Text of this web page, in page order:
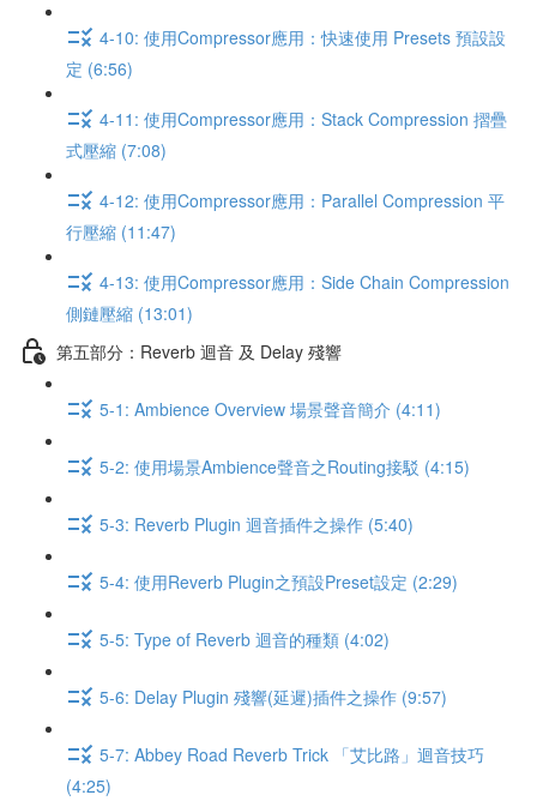
4-10: 使用Compressor應用：快速使用 Presets 預設設
定 (6:56)
4-11: 使用Compressor應用：Stack Compression 摺疊
式壓縮 (7:08)
4-12: 使用Compressor應用：Parallel Compression 平
行壓縮 (11:47)
4-13: 使用Compressor應用：Side Chain Compression
側鏈壓縮 (13:01)
第五部分：Reverb 迴音 及 Delay 殘響
5-1: Ambience Overview 場景聲音簡介 (4:11)
5-2: 使用場景Ambience聲音之Routing接駁 (4:15)
5-3: Reverb Plugin 迴音插件之操作 (5:40)
5-4: 使用Reverb Plugin之預設Preset設定 (2:29)
5-5: Type of Reverb 迴音的種類 (4:02)
5-6: Delay Plugin 殘響(延遲)插件之操作 (9:57)
5-7: Abbey Road Reverb Trick 「艾比路」迴音技巧
(4:25)